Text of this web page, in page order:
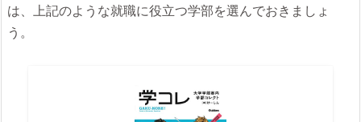
は、上記のような就職に役立つ学部を選んでおきましょ
う。